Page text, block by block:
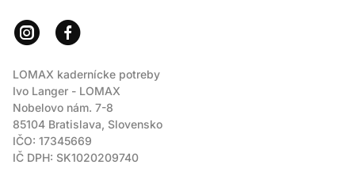
alergických reakcií a zabezpečuje bezpečné používanie
výrobku.
LOMAX kadernícke potreby
Ivo Langer - LOMAX
Nobelovo nám. 7-8
85104 Bratislava, Slovensko
IČO: 17345669
IČ DPH: SK1020209740